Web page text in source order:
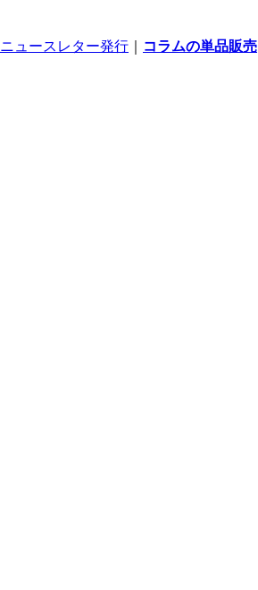
ニュースレター発行 コラムの単品販売